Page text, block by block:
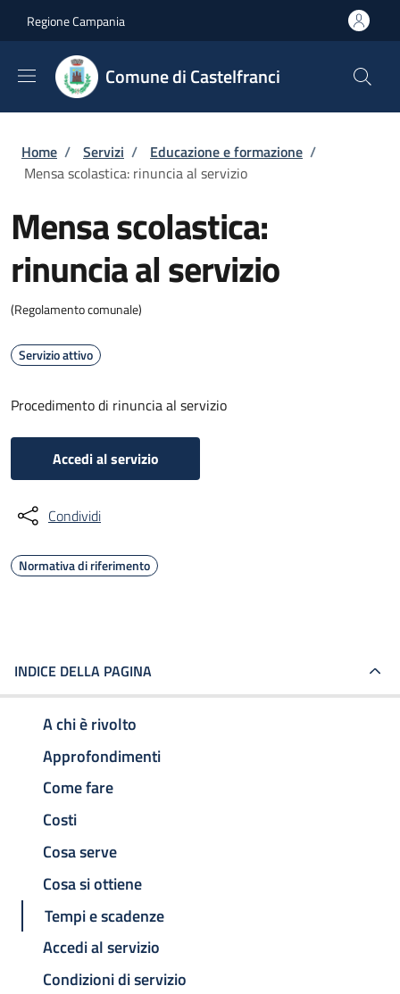
Regione Campania
Comune di Castelfranci
Briciole di pane
Home / Servizi / Educazione e formazione /
Mensa scolastica: rinuncia al servizio
Mensa scolastica:
rinuncia al servizio
(Regolamento comunale)
Servizio attivo
Procedimento di rinuncia al servizio
Accedi al servizio
Condividi
Normativa di riferimento
INDICE DELLA PAGINA
A chi è rivolto
Approfondimenti
Come fare
Costi
Cosa serve
Cosa si ottiene
Tempi e scadenze
Accedi al servizio
Condizioni di servizio